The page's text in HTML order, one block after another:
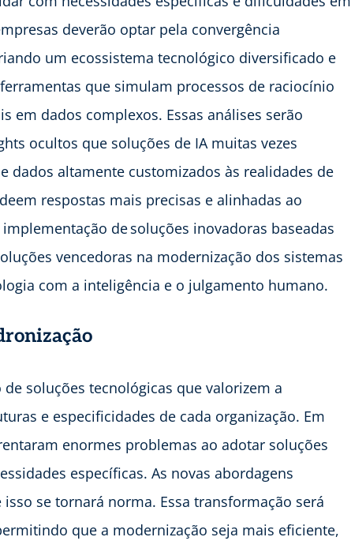
deverão optar pela convergência
um ecossistema tecnológico diversificado e
que simulam processos de raciocínio
em dados complexos. Essas análises serão
ocultos que soluções de IA muitas vezes
dados altamente customizados às realidades de
respostas mais precisas e alinhadas ao
de soluções inovadoras baseadas
vencedoras na modernização dos sistemas
com a inteligência e o julgamento humano.
soluções tecnológicas que valorizem a
e especificidades de cada organização. Em
enormes problemas ao adotar soluções
específicas. As novas abordagens
se tornará norma. Essa transformação será
que a modernização seja mais eficiente,